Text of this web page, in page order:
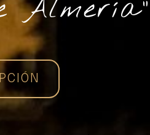
Almería"